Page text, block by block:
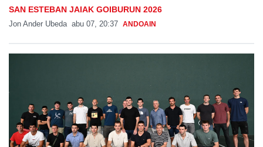
SAN ESTEBAN JAIAK GOIBURUN 2026
Jon Ander Ubeda abu 07, 20:37 ANDOAIN